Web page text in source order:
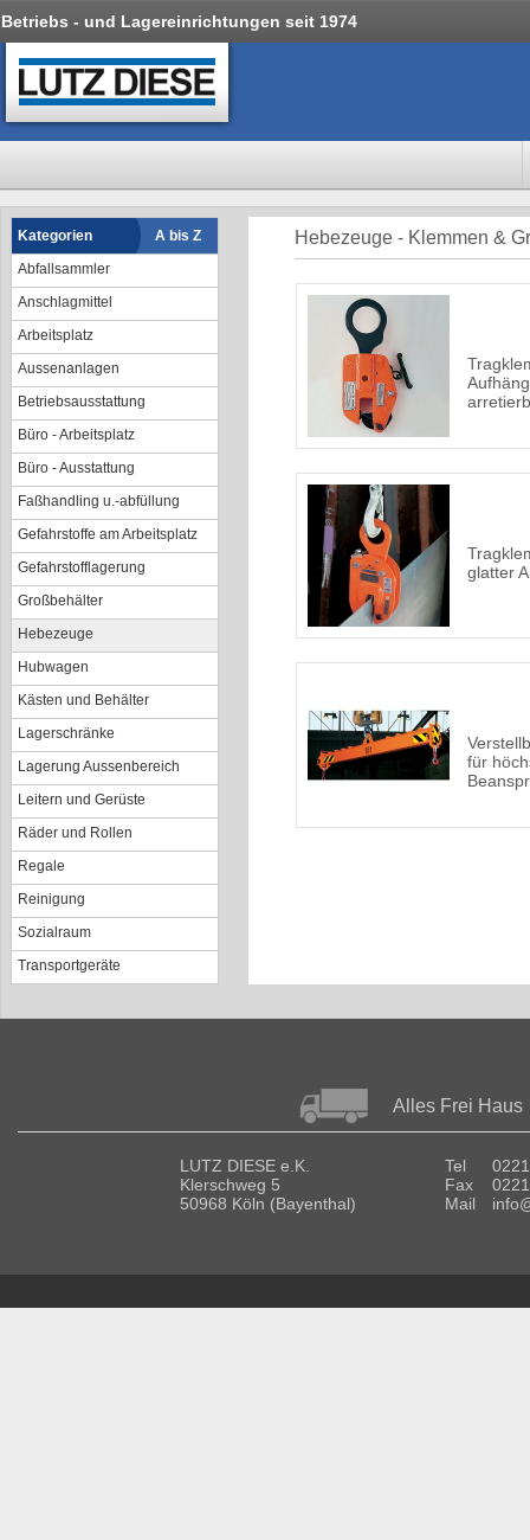
Betriebs - und Lagereinrichtungen seit 1974
Kategorien
A bis Z
Abfallsammler
Anschlagmittel
Arbeitsplatz
Aussenanlagen
Betriebsausstattung
Büro - Arbeitsplatz
Büro - Ausstattung
Faßhandling u.-abfüllung
Gefahrstoffe am Arbeitsplatz
Gefahrstofflagerung
Großbehälter
Hebezeuge
Hubwagen
Kästen und Behälter
Lagerschränke
Lagerung Aussenbereich
Leitern und Gerüste
Räder und Rollen
Regale
Reinigung
Sozialraum
Transportgeräte
Hebezeuge - Klemmen &
glatter
für
Alles Frei Haus
LUTZ DIESE e.K.
Klerschweg 5
50968 Köln (Bayenthal)
Tel
Fax
Mail